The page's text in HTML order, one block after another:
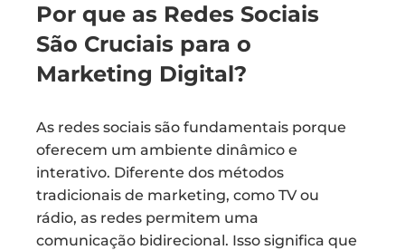
Por que as Redes Sociais
São Cruciais para o
Marketing Digital?
As redes sociais são fundamentais porque
oferecem um ambiente dinâmico e
interativo. Diferente dos métodos
tradicionais de marketing, como TV ou
rádio, as redes permitem uma
comunicação bidirecional. Isso significa que